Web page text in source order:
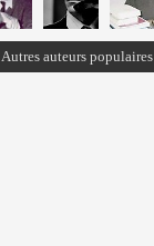
Autres auteurs populaires